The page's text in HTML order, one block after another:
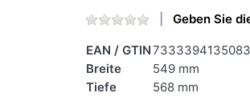
Geben Sie
EAN / GTIN7333394135083
Breite
549 mm
Tiefe
568 mm